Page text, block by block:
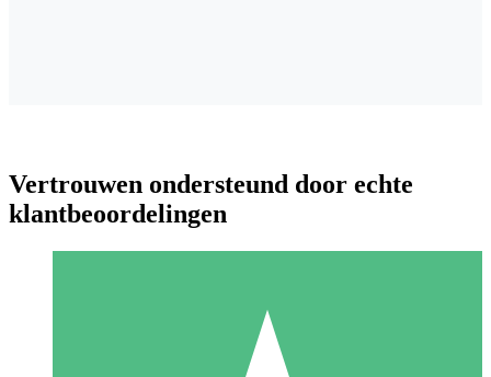
Vertrouwen ondersteund door echte
klantbeoordelingen